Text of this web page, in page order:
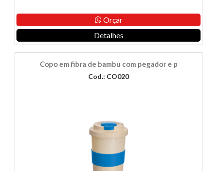
Orçar
Detalhes
Copo em fibra de bambu com pegador e p
Cod.: CO020